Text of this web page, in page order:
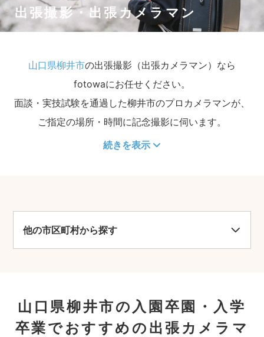
出張撮影・出張カメラマン
山口県柳井市の出張撮影（出張カメラマン）なら
fotowaにお任せください。
面談・実技試験を通過した柳井市のプロカメラマンが、
ご指定の場所・時間に記念撮影に伺います。
続きを表示
他の市区町村から探す
山口県柳井市の入園卒園・入学
卒業でおすすめの出張カメラマ